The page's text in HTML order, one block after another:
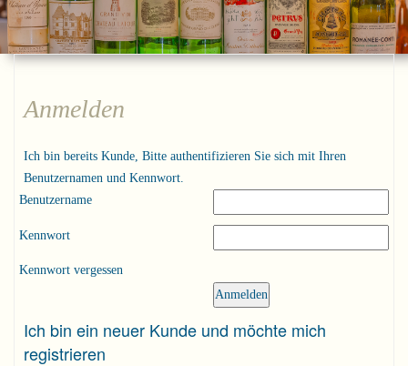
Anmelden
Ich bin bereits Kunde, Bitte authentifizieren Sie sich mit Ihren
Benutzernamen und Kennwort.
Benutzername
Kennwort
Kennwort vergessen
Ich bin ein neuer Kunde und möchte mich
registrieren